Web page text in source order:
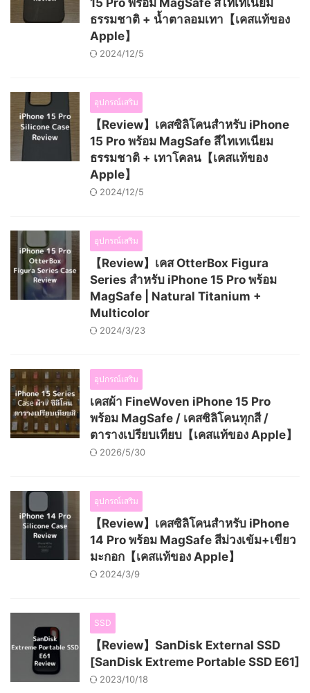
15 Pro พร้อม MagSafe สีไทเทเนียม
ธรรมชาติ + น้ำตาลอมเทา【เคสแท้ของ
Apple】
2024/12/5
อุปกรณ์เสริม
【Review】เคสซิลิโคนสำหรับ iPhone
15 Pro พร้อม MagSafe สีไทเทเนียม
ธรรมชาติ + เทาโคลน【เคสแท้ของ
Apple】
2024/12/5
อุปกรณ์เสริม
【Review】เคส OtterBox Figura
Series สำหรับ iPhone 15 Pro พร้อม
MagSafe | Natural Titanium +
Multicolor
2024/3/23
อุปกรณ์เสริม
เคสผ้า FineWoven iPhone 15 Pro
พร้อม MagSafe / เคสซิลิโคนทุกสี /
ตารางเปรียบเทียบ【เคสแท้ของ Apple】
2026/5/30
อุปกรณ์เสริม
【Review】เคสซิลิโคนสำหรับ iPhone
14 Pro พร้อม MagSafe สีม่วงเข้ม+เขียว
มะกอก【เคสแท้ของ Apple】
2024/3/9
SSD
【Review】SanDisk External SSD
[SanDisk Extreme Portable SSD E61]
2023/10/18